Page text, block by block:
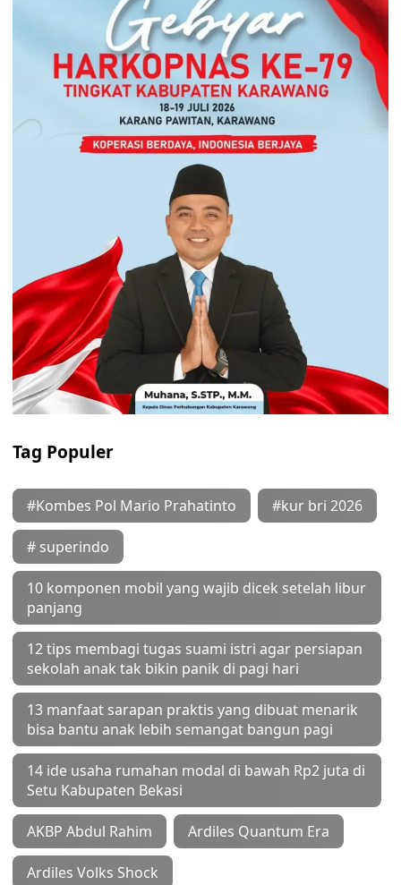
Tag Populer
#Kombes Pol Mario Prahatinto #kur bri 2026
# superindo
10 komponen mobil yang wajib dicek setelah libur
panjang
12 tips membagi tugas suami istri agar persiapan
sekolah anak tak bikin panik di pagi hari
13 manfaat sarapan praktis yang dibuat menarik
bisa bantu anak lebih semangat bangun pagi
14 ide usaha rumahan modal di bawah Rp2 juta di
Setu Kabupaten Bekasi
AKBP Abdul Rahim Ardiles Quantum Era
Ardiles Volks Shock